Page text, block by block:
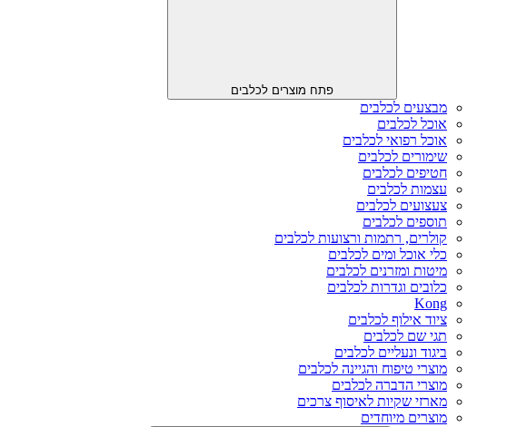
פתח מוצרים לכלבים
מבצעים לכלבים
אוכל לכלבים
אוכל רפואי לכלבים
שימורים לכלבים
חטיפים לכלבים
עצמות לכלבים
צעצועים לכלבים
תוספים לכלבים
קולרים, רתמות ורצועות לכלבים
כלי אוכל ומים לכלבים
מיטות ומזרנים לכלבים
כלובים וגדרות לכלבים
Kong
ציוד אילוף לכלבים
תגי שם לכלבים
ביגוד ונעליים לכלבים
מוצרי טיפוח והגיינה לכלבים
מוצרי הדברה לכלבים
מארזי שקיות לאיסוף צרכים
מוצרים מיוחדים